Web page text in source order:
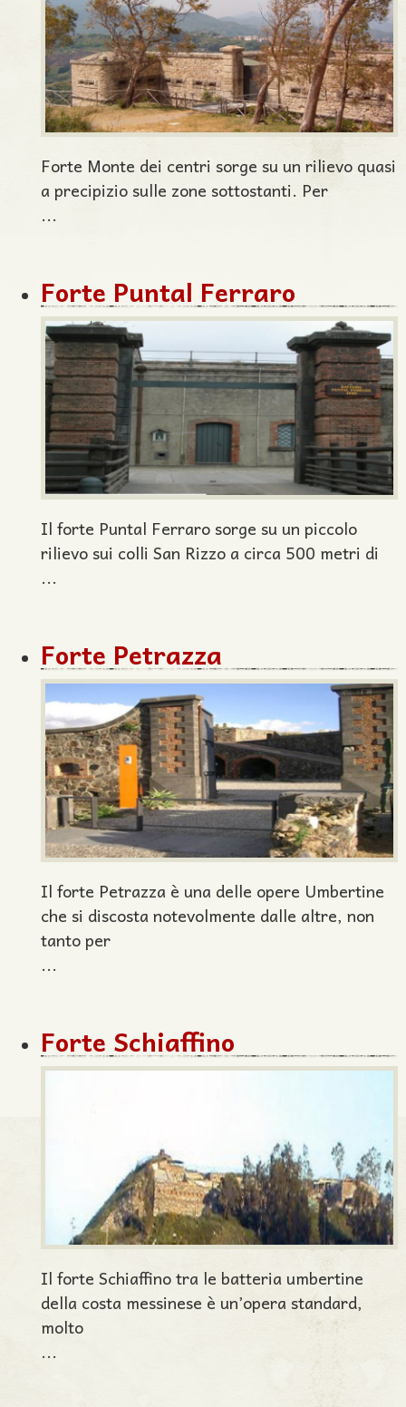
Forte Monte dei centri sorge su un rilievo quasi
a precipizio sulle zone sottostanti. Per
...
Forte Puntal Ferraro
Il forte Puntal Ferraro sorge su un piccolo
rilievo sui colli San Rizzo a circa 500 metri di
...
Forte Petrazza
Il forte Petrazza è una delle opere Umbertine
che si discosta notevolmente dalle altre, non
tanto per
...
Forte Schiaffino
Il forte Schiaffino tra le batteria umbertine
della costa messinese è un’opera standard,
molto
...